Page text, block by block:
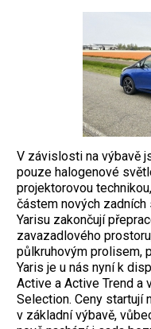
V závislosti na výbavě
pouze halogenové
projektorovou
částem nových
Yarisu zakončují
zavazadlového
půlkruhovým prolisem,
Yaris je u nás nyní k
Active a Active Trend a
Selection. Ceny startují
v základní výbavě,